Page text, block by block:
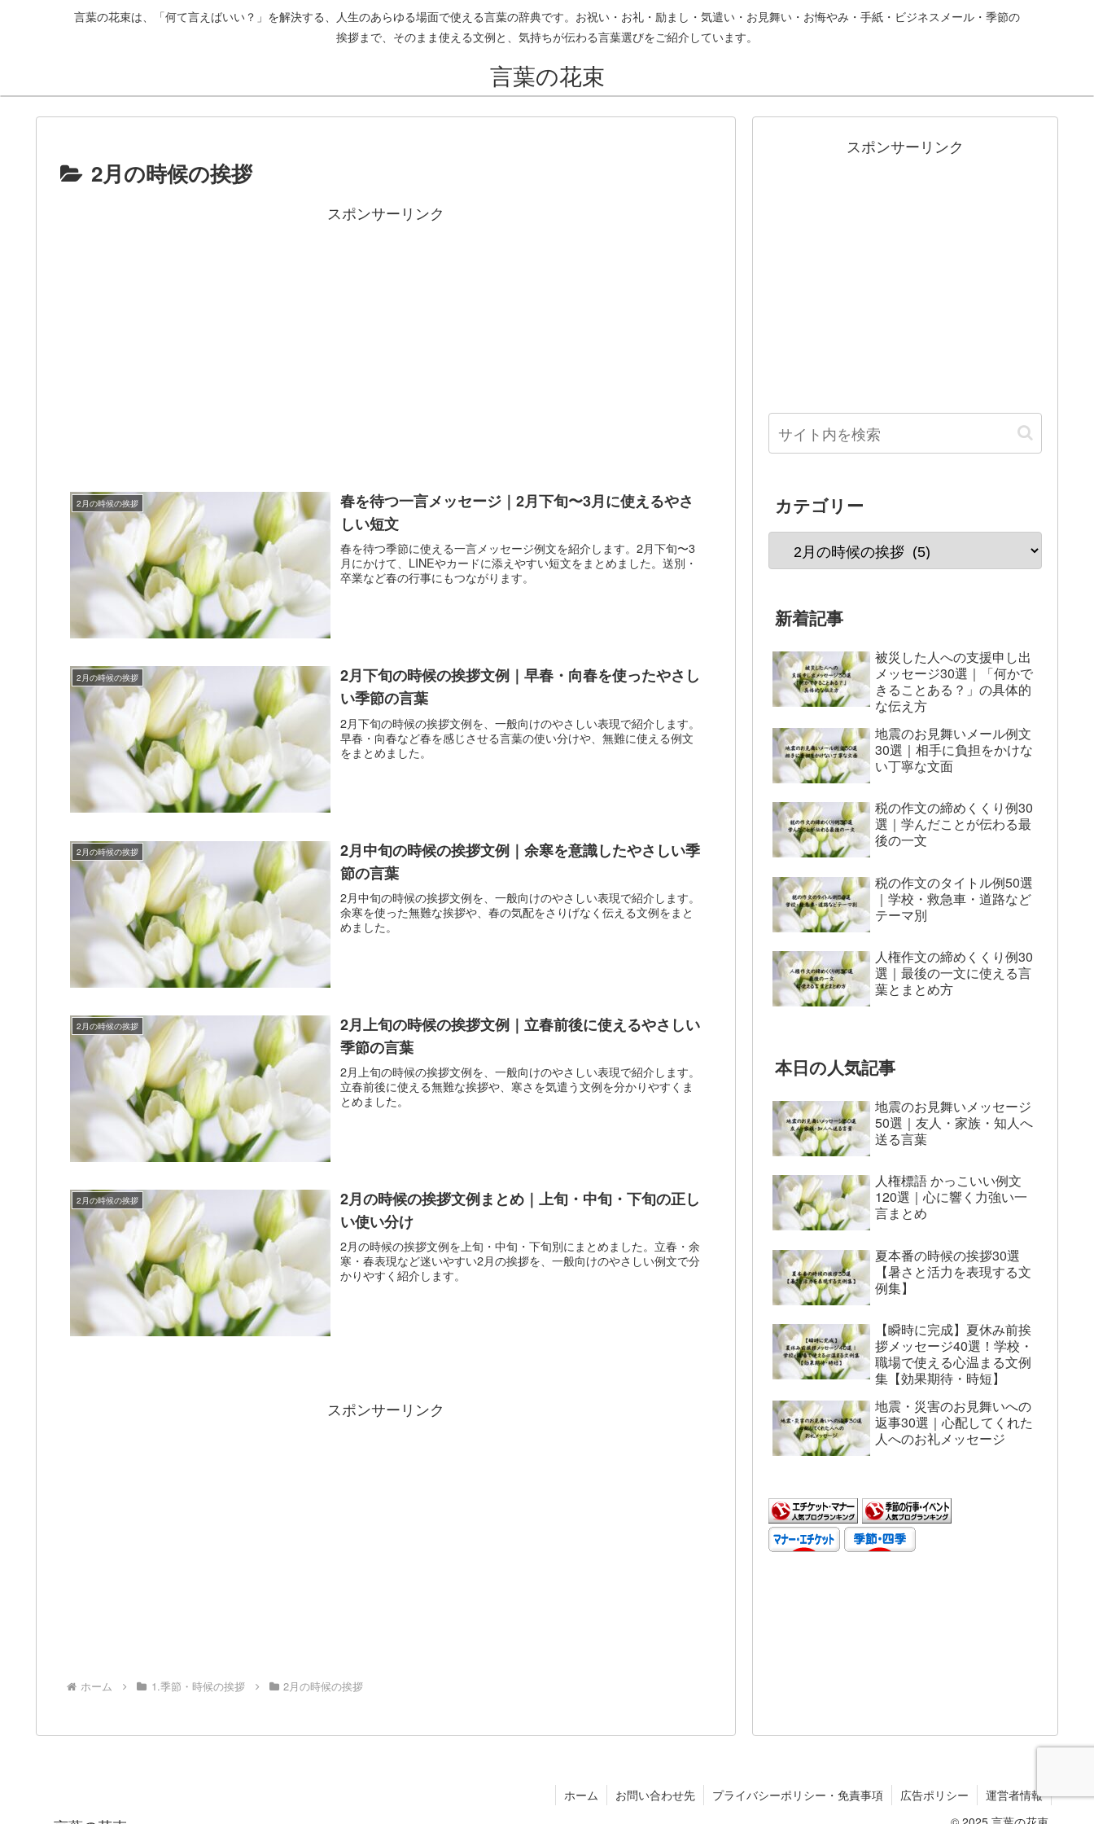
言葉の花束は、「何て言えばいい？」を解決する、人生のあらゆる場面で使える言葉の辞典です。お祝い・お礼・励まし・気遣い・お見舞い・お悔やみ・手紙・ビジネスメール・季節の
挨拶まで、そのまま使える文例と、気持ちが伝わる言葉選びをご紹介しています。
言葉の花束
2月の時候の挨拶
スポンサーリンク
2月の時候の挨拶
春を待つ一言メッセージ｜2月下旬〜3月に使えるやさ
しい短文
春を待つ季節に使える一言メッセージ例文を紹介します。2月下旬〜3
月にかけて、LINEやカードに添えやすい短文をまとめました。送別・
卒業など春の行事にもつながります。
2月の時候の挨拶
2月下旬の時候の挨拶文例｜早春・向春を使ったやさし
い季節の言葉
2月下旬の時候の挨拶文例を、一般向けのやさしい表現で紹介します。
早春・向春など春を感じさせる言葉の使い分けや、無難に使える例文
をまとめました。
2月の時候の挨拶
2月中旬の時候の挨拶文例｜余寒を意識したやさしい季
節の言葉
2月中旬の時候の挨拶文例を、一般向けのやさしい表現で紹介します。
余寒を使った無難な挨拶や、春の気配をさりげなく伝える文例をまと
めました。
2月の時候の挨拶
2月上旬の時候の挨拶文例｜立春前後に使えるやさしい
季節の言葉
2月上旬の時候の挨拶文例を、一般向けのやさしい表現で紹介します。
立春前後に使える無難な挨拶や、寒さを気遣う文例を分かりやすくま
とめました。
2月の時候の挨拶
2月の時候の挨拶文例まとめ｜上旬・中旬・下旬の正し
い使い分け
2月の時候の挨拶文例を上旬・中旬・下旬別にまとめました。立春・余
寒・春表現など迷いやすい2月の挨拶を、一般向けのやさしい例文で分
かりやすく紹介します。
スポンサーリンク
ホーム 1.季節・時候の挨拶 2月の時候の挨拶
スポンサーリンク
カテゴリー
新着記事
被災した人への支援申し出
メッセージ30選｜「何かで
きることある？」の具体的
な伝え方
地震のお見舞いメール例文
30選｜相手に負担をかけな
い丁寧な文面
税の作文の締めくくり例30
選｜学んだことが伝わる最
後の一文
税の作文のタイトル例50選
｜学校・救急車・道路など
テーマ別
人権作文の締めくくり例30
選｜最後の一文に使える言
葉とまとめ方
本日の人気記事
地震のお見舞いメッセージ
50選｜友人・家族・知人へ
送る言葉
人権標語 かっこいい例文
120選｜心に響く力強い一
言まとめ
夏本番の時候の挨拶30選
【暑さと活力を表現する文
例集】
【瞬時に完成】夏休み前挨
拶メッセージ40選！学校・
職場で使える心温まる文例
集【効果期待・時短】
地震・災害のお見舞いへの
返事30選｜心配してくれた
人へのお礼メッセージ
ホーム お問い合わせ先 プライバシーポリシー・免責事項 広告ポリシー
運営者情報